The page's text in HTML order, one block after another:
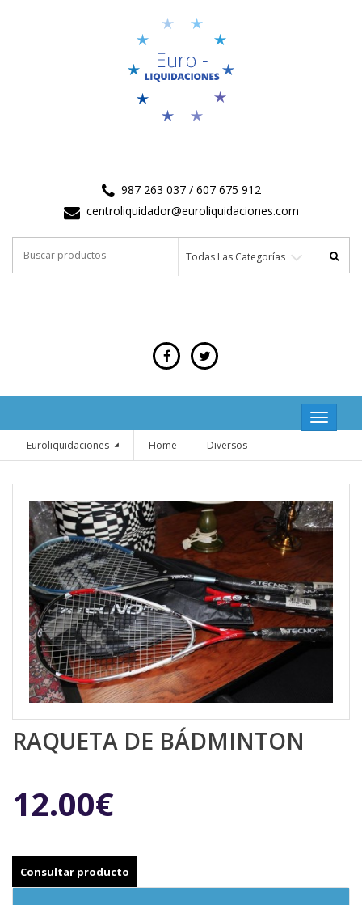
987 263 037 / 607 675 912
centroliquidador@euroliquidaciones.com
Todas Las Categorías
Toggle
Euroliquidaciones
Home Diversos
RAQUETA DE BÁDMINTON
12.00€